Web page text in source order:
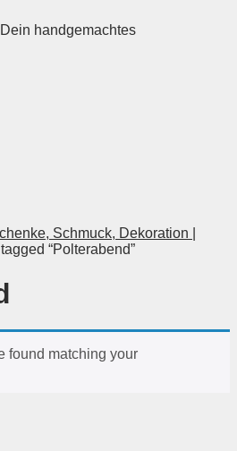
handgemachtes
Schmuck, Dekoration |
“Polterabend”
found matching your